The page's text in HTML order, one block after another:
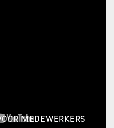
MEDEWERKERS